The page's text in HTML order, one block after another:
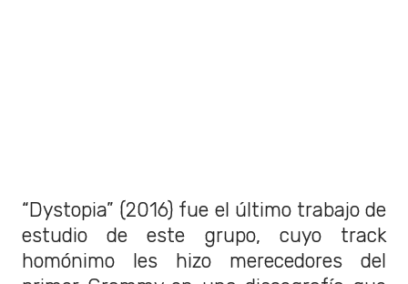
“Dystopia” (2016) fue el último trabajo de
estudio de este grupo, cuyo track
homónimo les hizo merecedores del